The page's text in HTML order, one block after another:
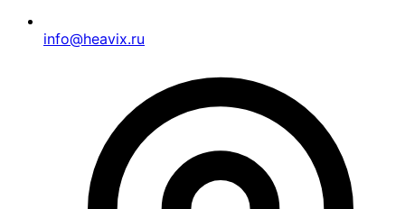
info@heavix.ru